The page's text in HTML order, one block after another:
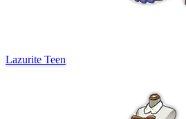
Lazurite Teen